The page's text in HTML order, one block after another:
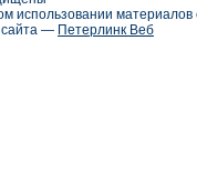
использовании
сайта — Петерлинк Веб